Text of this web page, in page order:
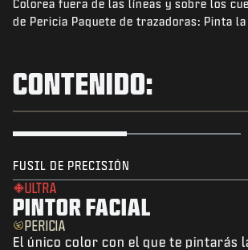
NOTICIAS
INICIAR SESIÓN|REGISTRARSE
Colorea fuera de las líneas y sobre los
de Pericia Paquete de trazadoras: Pinta
CONTENIDO:
FUSIL DE PRECISIÓN
ULTRA
PINTOR FACIAL
PERICIA
El único color con el que te pintarás